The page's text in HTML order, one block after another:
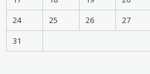
24
25 26 27
31